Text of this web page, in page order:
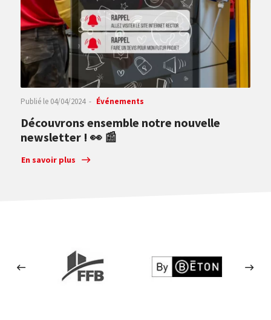
Publié le 04/04/2024 Événements
Découvrons ensemble notre nouvelle
newsletter ! 👀 📰
En savoir plus